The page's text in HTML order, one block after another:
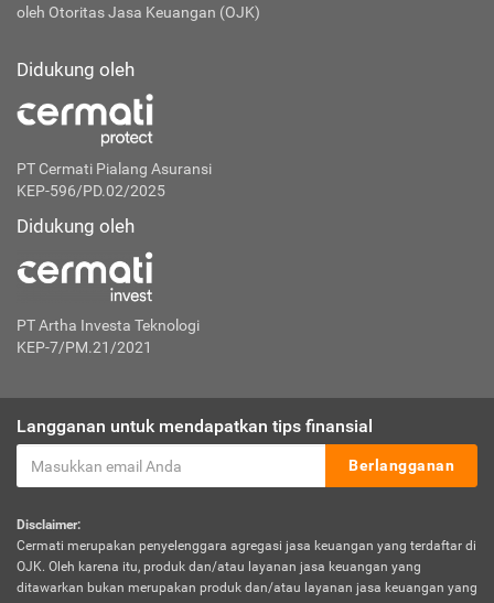
oleh Otoritas Jasa Keuangan (OJK)
Didukung oleh
PT Cermati Pialang Asuransi
KEP-596/PD.02/2025
Didukung oleh
PT Artha Investa Teknologi
KEP-7/PM.21/2021
Langganan untuk mendapatkan tips finansial
Berlangganan
Disclaimer:
Cermati merupakan penyelenggara agregasi jasa keuangan yang terdaftar di
OJK. Oleh karena itu, produk dan/atau layanan jasa keuangan yang
ditawarkan bukan merupakan produk dan/atau layanan jasa keuangan yang